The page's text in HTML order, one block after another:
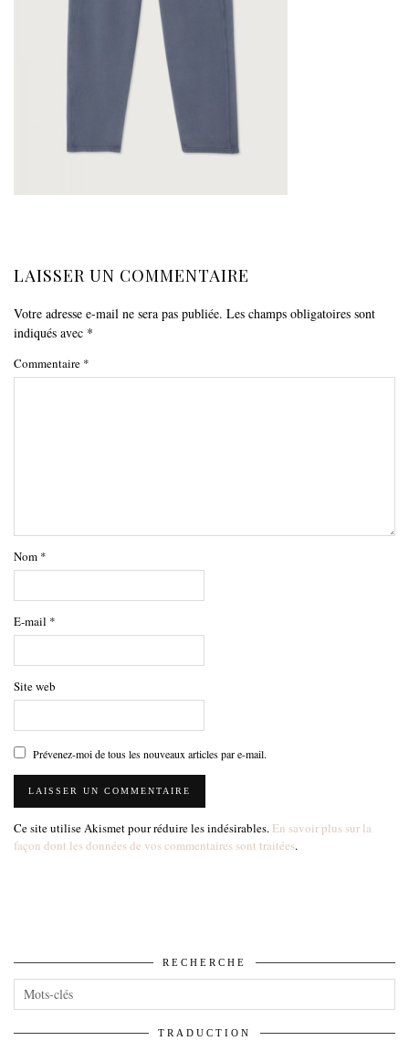
LAISSER UN COMMENTAIRE
Votre adresse e-mail ne sera pas publiée. Les champs obligatoires sont
indiqués avec *
Commentaire *
Nom *
E-mail *
Site web
Prévenez-moi de tous les nouveaux articles par e-mail.
Ce site utilise Akismet pour réduire les indésirables. En savoir plus sur la
façon dont les données de vos commentaires sont traitées.
RECHERCHE
TRADUCTION